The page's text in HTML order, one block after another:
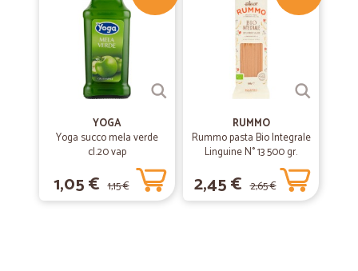
YOGA
Yoga succo mela verde
cl.20 vap
1,05 € 1,15 €
RUMMO
Rummo pasta Bio Integrale
Linguine N° 13 500 gr.
2,45 € 2,65 €